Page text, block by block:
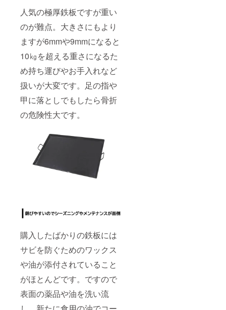
人気の極厚鉄板ですが重い
のが難点。大きさにもより
ますが6mmや9mmになると
10㎏を超える重さになるた
め持ち運びやお手入れなど
扱いが大変です。足の指や
甲に落としでもしたら骨折
の危険性大です。
購入したばかりの鉄板には
サビを防ぐためのワックス
や油が添付されていること
がほとんどです。ですので
表面の薬品や油を洗い流